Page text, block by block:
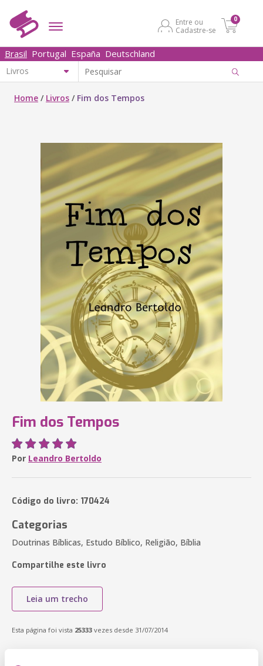
Entre ou
Cadastre-se
0
Brasil Portugal España Deutschland
Home / Livros / Fim dos Tempos
Fim dos Tempos
Por Leandro Bertoldo
Código do livro: 170424
Categorias
Doutrinas Bíblicas, Estudo Bíblico, Religião, Bíblia
Compartilhe este livro
Leia um trecho
Esta página foi vista 25333 vezes desde 31/07/2014